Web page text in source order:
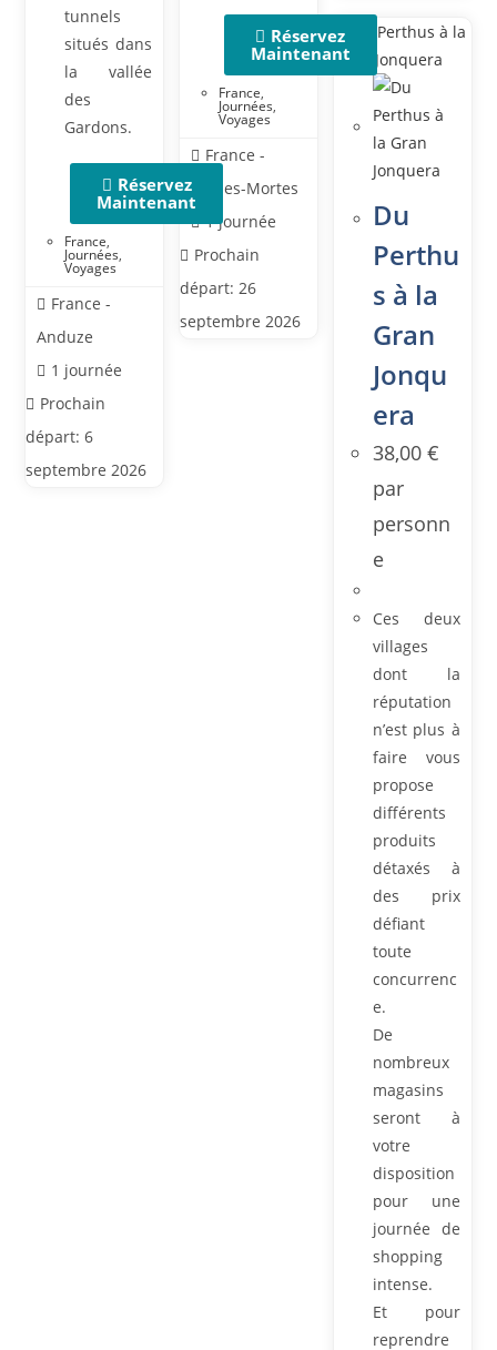
tunnels
situés dans
la vallée
des
Gardons.
Réservez
Maintenant
France,
Journées,
Voyages
France -
Anduze
1 journée
Prochain
départ: 6
septembre 2026
Réservez
Maintenant
France,
Journées,
Voyages
France -
Aigues-Mortes
1 journée
Prochain
départ: 26
septembre 2026
Du
Perthu
s à la
Gran
Jonqu
era
38,00 €
par
personn
e
Ces deux
villages
dont la
réputation
n’est plus à
faire vous
propose
différents
produits
détaxés à
des prix
défiant
toute
concurrenc
e.
De
nombreux
magasins
seront à
votre
disposition
pour une
journée de
shopping
intense.
Et pour
reprendre